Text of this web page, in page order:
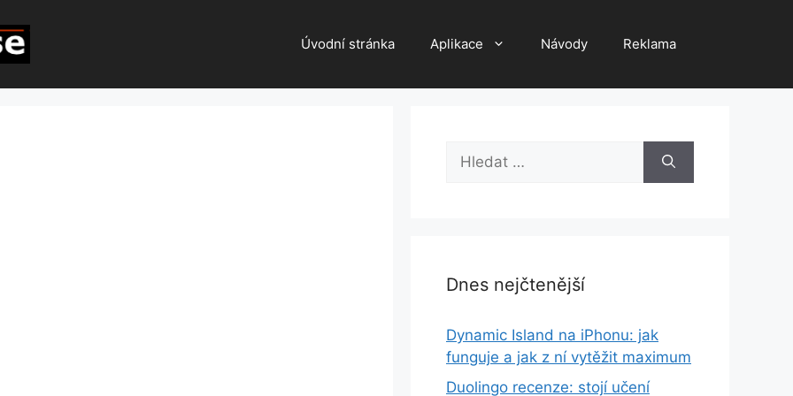
Úvodní stránka Aplikace Návody Reklama
Hledat:
Dnes nejčtenější
Dynamic Island na iPhonu: jak
funguje a jak z ní vytěžit maximum
Duolingo recenze: stojí učení